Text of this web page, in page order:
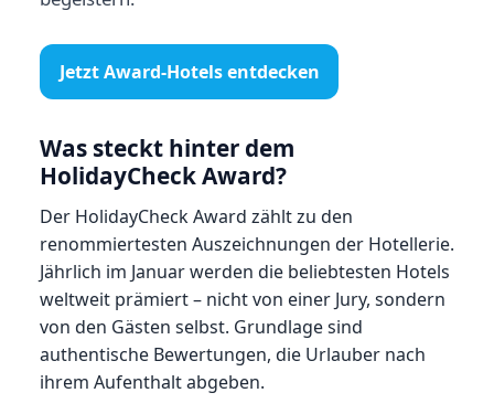
Jetzt Award-Hotels entdecken
Was steckt hinter dem
HolidayCheck Award?
Der HolidayCheck Award zählt zu den
renommiertesten Auszeichnungen der Hotellerie.
Jährlich im Januar werden die beliebtesten Hotels
weltweit prämiert – nicht von einer Jury, sondern
von den Gästen selbst. Grundlage sind
authentische Bewertungen, die Urlauber nach
ihrem Aufenthalt abgeben.